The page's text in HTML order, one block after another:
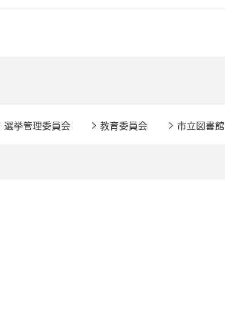
選挙管理委員会 教育委員会 市立図書館